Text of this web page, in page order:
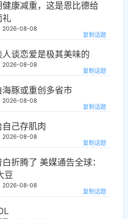
康减重，这是恩比德给
礼
复制话题
2026-08-08
谈恋爱是极其美味的
复制话题
2026-08-08
豚或重创多省市
复制话题
2026-08-08
己存肌肉
复制话题
2026-08-08
折腾了 美媒通告全球：
豆
复制话题
2026-08-08